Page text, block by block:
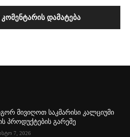
მივიღოთ საკმარისი კალციუმი
პროდუქტების გარეშე
7, 2026